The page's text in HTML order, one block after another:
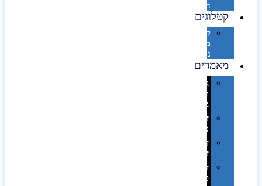
היקפי
קטלוגים
קטלוג
מוצרי
נייר
מאמרים
גימורים
והשבחות
בדפוס
דפוס
אופסט
דפוס
דיגיטלי
דפוס
טמפון